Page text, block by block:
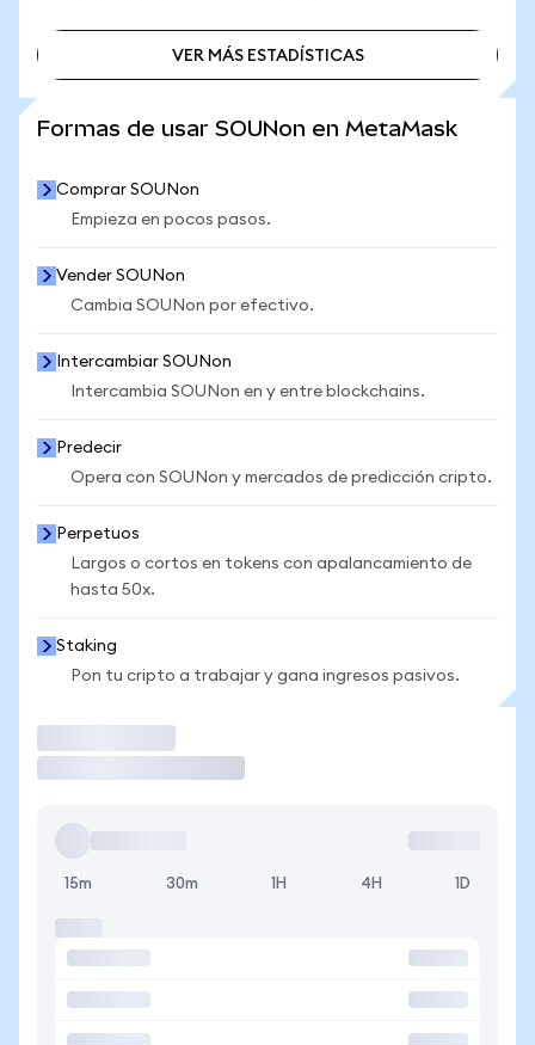
VER MÁS ESTADÍSTICAS
Formas de usar SOUNon en MetaMask
Comprar SOUNon
Empieza en pocos pasos.
Vender SOUNon
Cambia SOUNon por efectivo.
Intercambiar SOUNon
Intercambia SOUNon en y entre blockchains.
Predecir
Opera con SOUNon y mercados de predicción cripto.
Perpetuos
Largos o cortos en tokens con apalancamiento de
hasta 50x.
Staking
Pon tu cripto a trabajar y gana ingresos pasivos.
15m 30m 1H 4H 1D